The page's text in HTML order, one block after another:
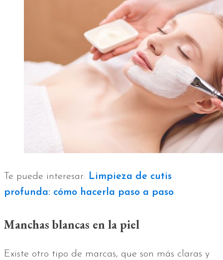
Te puede interesar: Limpieza de cutis
profunda: cómo hacerla paso a paso
Manchas blancas en la piel
Existe otro tipo de marcas, que son más claras y